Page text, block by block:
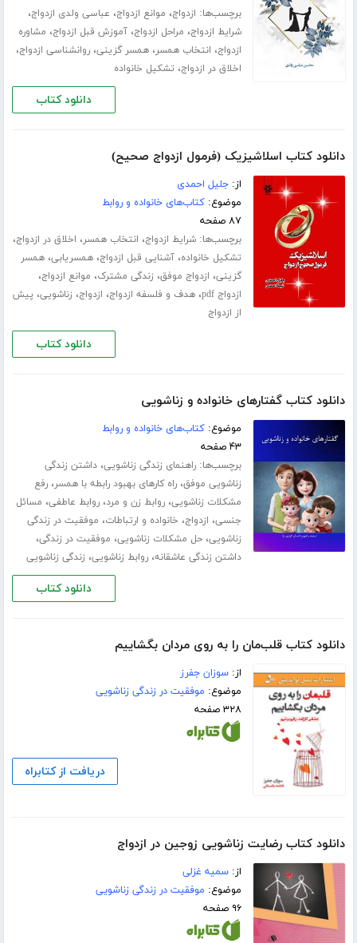
برچسب‌ها: ازدواج، موانع ازدواج، عباسی ولدی ازدواج،
شرایط ازدواج، مراحل ازدواج،آموزش قبل ازدواج، مشاوره
ازدواج، انتخاب همسر،همسر گزینی،روانشناسی ازدواج،
اخلاق در ازدواج، تشکیل خانواده
دانلود کتاب
دانلود کتاب اسلاشیزیک (فرمول ازدواج صحیح)
از:جلیل احمدی
موضوع:کتاب‌های خانواده و روابط
۸۷ صفحه
برچسب‌ها:شرایط ازدواج، انتخاب همسر، اخلاق در ازدواج،
تشکیل خانواده،آشنایی قبل ازدواج،همسریابی،همسر
گزینی، ازدواج موفق، زندگی مشترک، موانع ازدواج،
ازدواج pdf ،هدف و فلسفه ازدواج، ازدواج، زناشویی، پیش
از ازدواج
دانلود کتاب
دانلود کتاب گفتارهای خانواده و زناشویی
موضوع:کتاب‌های خانواده و روابط
۴۳ صفحه
برچسب‌ها:راهنمای زندگی زناشویی،داشتن زندگی
زناشویی موفق،راه کارهای بهبود رابطه با همسر،رفع
مشکلات زناشویی،روابط زن و مرد،روابط عاطفی، مسائل
جنسی، ازدواج، خانواده و ارتباطات، موفقیت در زندگی
زناشویی،حل مشکلات زناشویی، موفقیت در زندگی،
داشتن زندگی عاشقانه،روابط زناشویی، زندگی زناشویی
دانلود کتاب
دانلود کتاب قلب‌مان را به روی مردان بگشاییم
از:سوزان جفرز
موضوع: موفقیت در زندگی زناشویی
۳۲۸ صفحه
دریافت از کتابراه
دانلود کتاب رضایت زناشویی زوجین در ازدواج
از:سمیه غزلی
موضوع: موفقیت در زندگی زناشویی
۹۶ صفحه